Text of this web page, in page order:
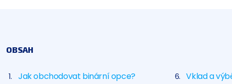
OBSAH
Jak obchodovat binární opce?
Vklad a